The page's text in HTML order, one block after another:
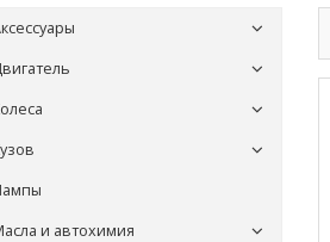
и автохимия